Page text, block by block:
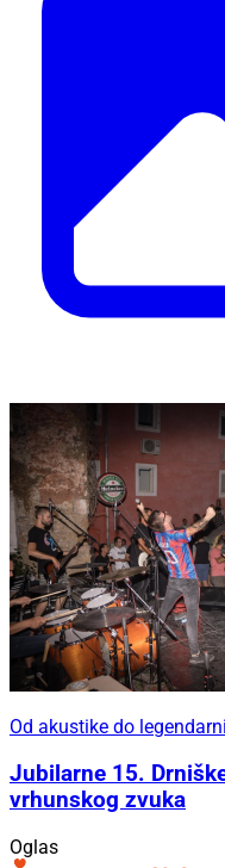
Od akustike do
Jubilarne 15.
vrhunskog zvuka
Oglas